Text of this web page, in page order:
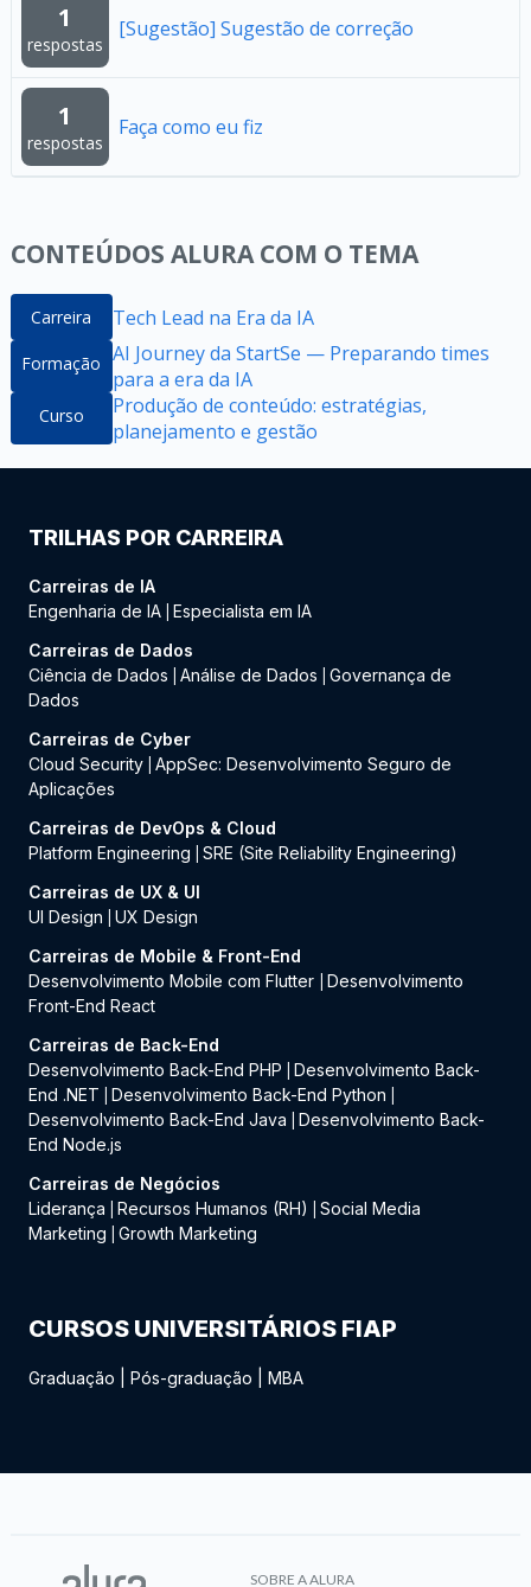
1
respostas
[Sugestão] Sugestão de correção
1
respostas
Faça como eu fiz
CONTEÚDOS ALURA COM O TEMA
Carreira Tech Lead na Era da IA
Formação AI Journey da StartSe — Preparando times
para a era da IA
Curso
Produção de conteúdo: estratégias,
planejamento e gestão
TRILHAS POR CARREIRA
Carreiras de IA
Engenharia de IA Especialista em IA
Carreiras de Dados
Ciência de Dados
Análise de Dados
Governança de
Dados
Carreiras de Cyber
Cloud Security AppSec: Desenvolvimento Seguro de
Aplicações
Carreiras de DevOps & Cloud
Platform Engineering
SRE (Site Reliability Engineering)
Carreiras de UX & UI
UI Design
UX Design
Carreiras de Mobile & Front-End
Desenvolvimento Mobile com Flutter
Desenvolvimento
Front-End React
Carreiras de Back-End
Desenvolvimento Back-End PHP
Desenvolvimento Back-
End .NET
Desenvolvimento Back-End Python
Desenvolvimento Back-End Java
Desenvolvimento Back-
End Node.js
Carreiras de Negócios
Liderança
Recursos Humanos (RH)
Social Media
Marketing
Growth Marketing
CURSOS UNIVERSITÁRIOS FIAP
Graduação Pós-graduação MBA
SOBRE A ALURA